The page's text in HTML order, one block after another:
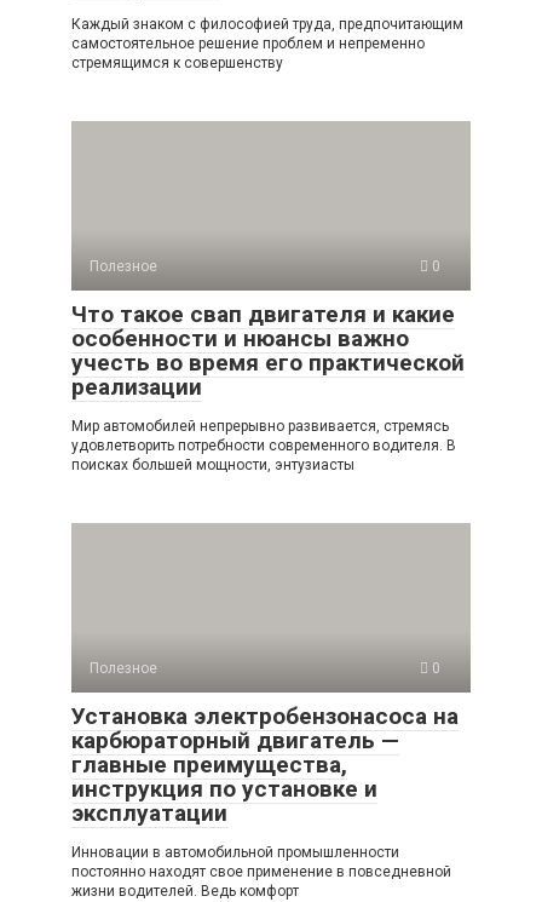
Каждый знаком с философией труда, предпочитающим
самостоятельное решение проблем и непременно
стремящимся к совершенству
Полезное 0
Что такое свап двигателя и какие
особенности и нюансы важно
учесть во время его практической
реализации
Мир автомобилей непрерывно развивается, стремясь
удовлетворить потребности современного водителя. В
поисках большей мощности, энтузиасты
Полезное 0
Установка электробензонасоса на
карбюраторный двигатель —
главные преимущества,
инструкция по установке и
эксплуатации
Инновации в автомобильной промышленности
постоянно находят свое применение в повседневной
жизни водителей. Ведь комфорт